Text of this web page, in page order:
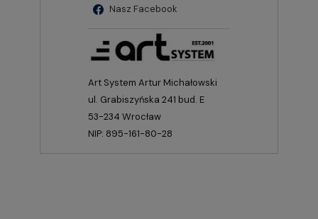
Nasz Facebook
Art System Artur Michałowski
ul. Grabiszyńska 241 bud. E
53-234 Wrocław
NIP: 895-161-80-28